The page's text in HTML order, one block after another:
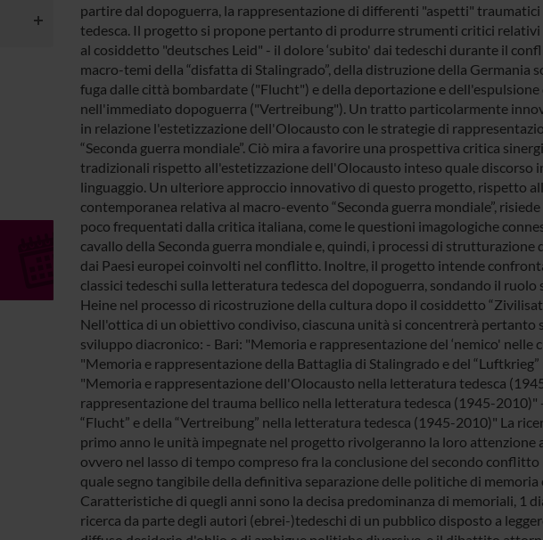
partire dal dopoguerra, la rappresentazione di differenti "aspetti"
tedesca. Il progetto si propone pertanto di produrre strumenti critici relativi
al cosiddetto "deutsches Leid" - il dolore ‘subito' dai tedeschi durante il
macro-temi della “disfatta di Stalingrado”, della distruzione della Germania
fuga dalle città bombardate ("Flucht") e della deportazione e
nell'immediato dopoguerra ("Vertreibung"). Un tratto particolarmente
in relazione l'estetizzazione dell'Olocausto con le strategie di
“Seconda guerra mondiale”. Ciò mira a favorire una prospettiva critica
tradizionali rispetto all'estetizzazione dell'Olocausto inteso quale discorso
linguaggio. Un ulteriore approccio innovativo di questo progetto, rispetto
contemporanea relativa al macro-evento “Seconda guerra mondiale”,
poco frequentati dalla critica italiana, come le questioni imagologiche
cavallo della Seconda guerra mondiale e, quindi, i processi di strutturazione
dai Paesi europei coinvolti nel conflitto. Inoltre, il progetto intende
classici tedeschi sulla letteratura tedesca del dopoguerra, sondando il ruolo
Heine nel processo di ricostruzione della cultura dopo il cosiddetto
Nell'ottica di un obiettivo condiviso, ciascuna unità si concentrerà pertanto
sviluppo diacronico: - Bari: "Memoria e rappresentazione del ‘nemico'
"Memoria e rappresentazione della Battaglia di Stalingrado e del
"Memoria e rappresentazione dell'Olocausto nella letteratura tedesca
rappresentazione del trauma bellico nella letteratura tedesca (1945-
“Flucht” e della “Vertreibung” nella letteratura tedesca (1945-2010)" La
primo anno le unità impegnate nel progetto rivolgeranno la loro
ovvero nel lasso di tempo compreso fra la conclusione del secondo
quale segno tangibile della definitiva separazione delle politiche di
Caratteristiche di quegli anni sono la decisa predominanza di memoriali, 1
ricerca da parte degli autori (ebrei-)tedeschi di un pubblico disposto a